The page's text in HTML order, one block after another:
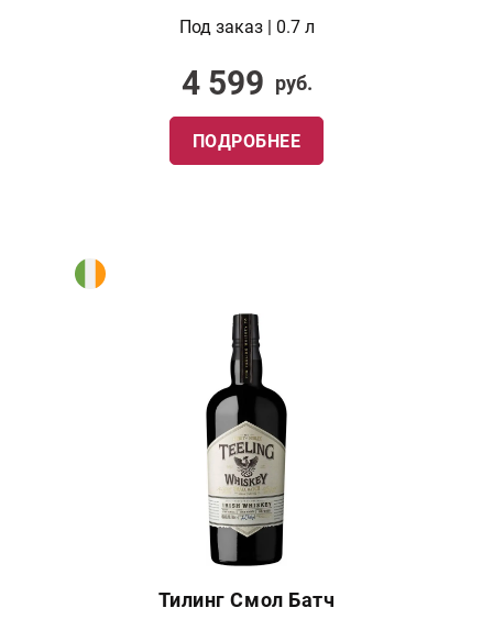
Под заказ | 0.7 л
4 599 руб.
ПОДРОБНЕЕ
Тилинг Смол Батч